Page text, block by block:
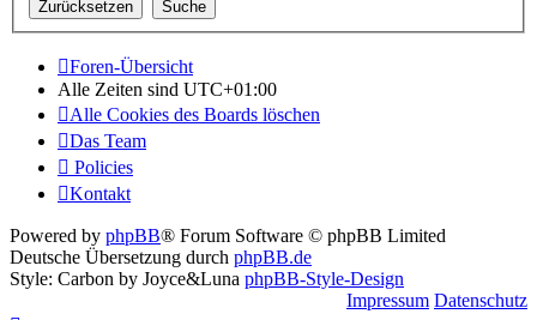
Foren-Übersicht
Alle Zeiten sind UTC+01:00
Alle Cookies des Boards löschen
Das Team
Policies
Kontakt
Powered by phpBB® Forum Software © phpBB Limited
Deutsche Übersetzung durch phpBB.de
Style: Carbon by Joyce&Luna phpBB-Style-Design
Impressum Datenschutz